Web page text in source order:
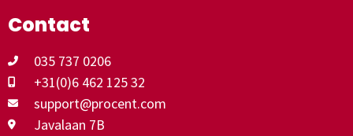
Contact
035 737 0206
+31(0)6 462 125 32
support@procent.com
Javalaan 7B